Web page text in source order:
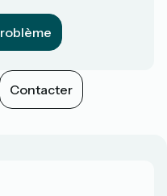
Contacter